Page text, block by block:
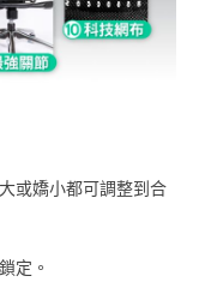
或嬌小都可調整到合
定。